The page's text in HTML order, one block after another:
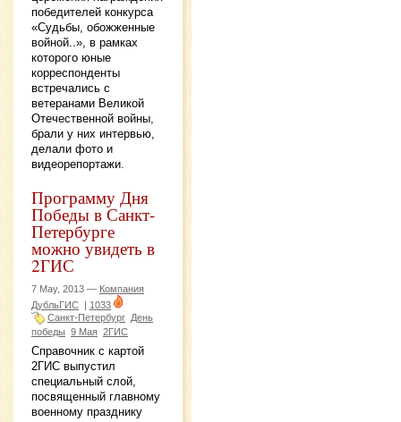
победителей конкурса
«Судьбы, обожженные
войной..», в рамках
которого юные
корреспонденты
встречались с
ветеранами Великой
Отечественной войны,
брали у них интервью,
делали фото и
видеорепортажи.
Программу Дня
Победы в Санкт-
Петербурге
можно увидеть в
2ГИС
7 May, 2013 — Компания
ДубльГИС | 1033
Санкт-Петербург День
победы 9 Мая 2ГИС
Справочник с картой
2ГИС выпустил
специальный слой,
посвященный главному
военному празднику